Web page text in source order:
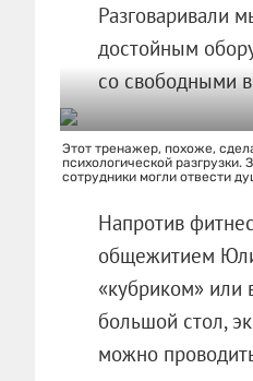
Разговаривали
достойным
со свободными
Этот тренажер, похоже,
психологической
сотрудники могли отвести
Напротив
общежитием
«кубриком» или
большой стол,
можно